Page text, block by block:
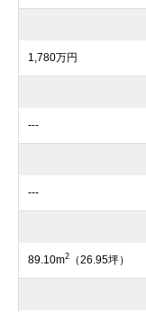
1,780万円
---
---
89.10m2 （26.95坪）